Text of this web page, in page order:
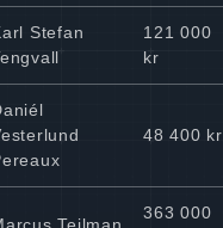
Stefan
121 000
kr
48 400 kr
363 000